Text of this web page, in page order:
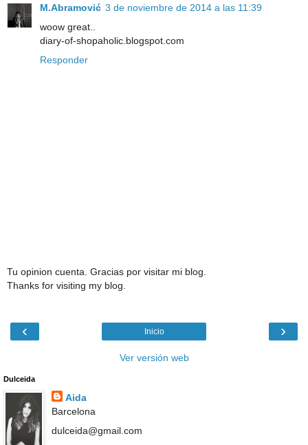
M.Abramović 3 de noviembre de 2014 a las 11:39
woow great..
diary-of-shopaholic.blogspot.com
Responder
Tu opinion cuenta. Gracias por visitar mi blog.
Thanks for visiting my blog.
‹ ›
Inicio
Ver versión web
Dulceida
Aida
Barcelona
dulceida@gmail.com